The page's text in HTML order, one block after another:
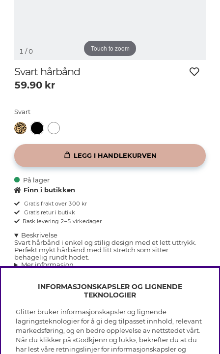
Touch to zoom
1 / 0
Svart hårbånd
59.90 kr
Svart
LEGG I HANDLEKURVEN
På lager
Finn i butikken
Gratis frakt over 300 kr
Gratis retur i butikk
Rask levering 2–5 virkedager
Beskrivelse
Svart hårbånd i enkel og stilig design med et lett uttrykk.
Perfekt mykt hårbånd med litt stretch som sitter
behagelig rundt hodet.
Mer informasjon
INFO
Vilkår
Personvern
OM GLITTER
INFORMASJONSKAPSLER OG LIGNENDE
TEKNOLOGIER
Glitter bruker informasjonskapsler og lignende
lagringsteknologier for å gi deg tilpasset innhold, relevant
markedsføring, og en bedre opplevelse av nettstedet vårt.
Når du klikker på «Godkjenn og lukk», bekrefter du at du
har lest våre retningslinjer for informasjonskapsler og